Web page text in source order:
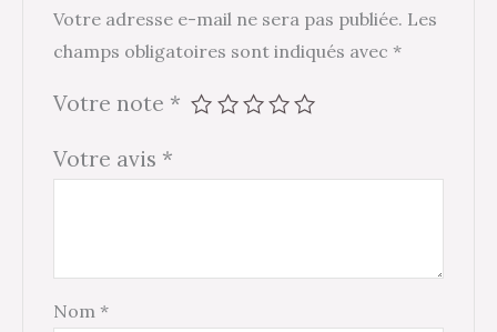
Votre adresse e-mail ne sera pas publiée. Les
champs obligatoires sont indiqués avec *
Votre note *
Votre avis *
Nom *